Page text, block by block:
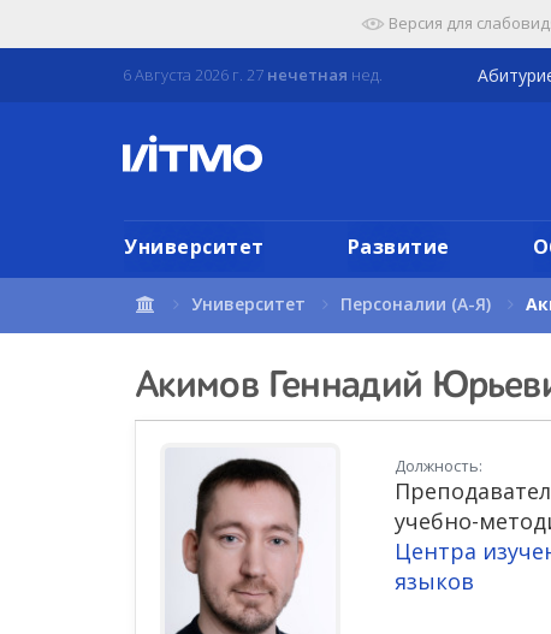
Версия для
6 Августа 2026 г. 27 нечетная нед.
Университет Развитие
Университет Персоналии (А-Я)
Акимов Геннадий
Должность:
учебно-
Центра
языков